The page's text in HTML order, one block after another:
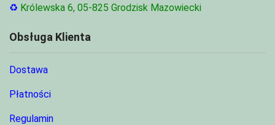
♻ Królewska 6, 05-825 Grodzisk Mazowiecki
Obsługa Klienta
Dostawa
Płatności
Regulamin